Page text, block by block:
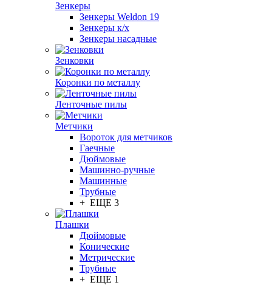
Зенкеры
Зенкеры Weldon 19
Зенкеры к/х
Зенкеры насадные
Зенковки
Коронки по металлу
Ленточные пилы
Метчики
Вороток для метчиков
Гаечные
Дюймовые
Машинно-ручные
Машинные
Трубные
+ ЕЩЕ 3
Плашки
Дюймовые
Конические
Метрические
Трубные
+ ЕЩЕ 1